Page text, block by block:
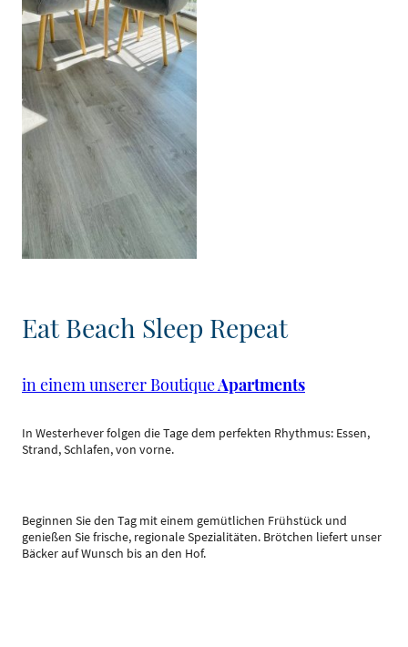
Eat Beach Sleep Repeat
in einem unserer BoutiqueApartments
In Westerhever folgen die Tage dem perfekten Rhythmus: Essen,
Strand, Schlafen, von vorne.
Beginnen Sie den Tag mit einem gemütlichen Frühstück und
genießen Sie frische, regionale Spezialitäten. Brötchen liefert unser
Bäcker auf Wunsch bis an den Hof.